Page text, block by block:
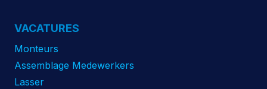
VACATURES
Monteurs
Assemblage Medewerkers
Lasser